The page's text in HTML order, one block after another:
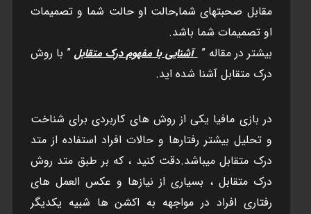
مقابل صحبتهای شما٬حالت او حالت شما و تصمیمات
او تصمیمات شما باشد.
بيشتر در مقاله ” آشنايی با مفهوم درک متقابل” با روش
درک متقابل آشنا شده ايد.
در بازی مافیا يکی از روش های کاربردی برای شناخت
و تحليل بيشتر رفتارها و حالات افراد استفاده از متد
درک متقابل ميباشد.دقت کنيد ، که بر طبق متد روش
درک متقابل ، بسياری از نيازها و عکس العمل های
رفتاری افراد در مواجهه به اکشن ها شبيه يکديگر